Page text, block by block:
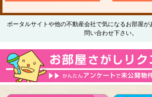
ポータルサイトや他の不動産会社で気になるお部屋が
問い合わせ下さい。